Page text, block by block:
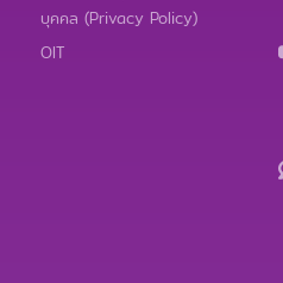
บุคคล (Privacy Policy)
OIT